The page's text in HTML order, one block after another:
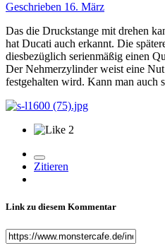
Geschrieben 16. März
Das die Druckstange mit drehen
hat Ducati auch erkannt. Die
diesbezüglich serienmäßig einen
Der Nehmerzylinder weist eine
festgehalten wird. Kann man auch
2
Zitieren
Link zu diesem Kommentar